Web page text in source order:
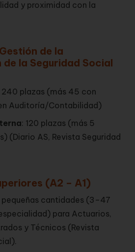
y proximidad con la
de la
la Seguridad Social
240 plazas (más 45 con
Auditoría/Contabilidad)
: 120 plazas (más 5
(Diario AS, Revista Seguridad
(A2 – A1)
pequeñas cantidades (3–47
para Actuarios,
y Técnicos (Revista
).